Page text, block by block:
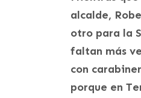
alcalde,
otro para la
faltan más
con
porque en